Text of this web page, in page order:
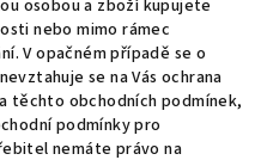
osobou a zboží kupujete
nebo mimo rámec
V opačném případě se o
se na Vás ochrana
těchto obchodních podmínek,
podmínky pro
nemáte právo na